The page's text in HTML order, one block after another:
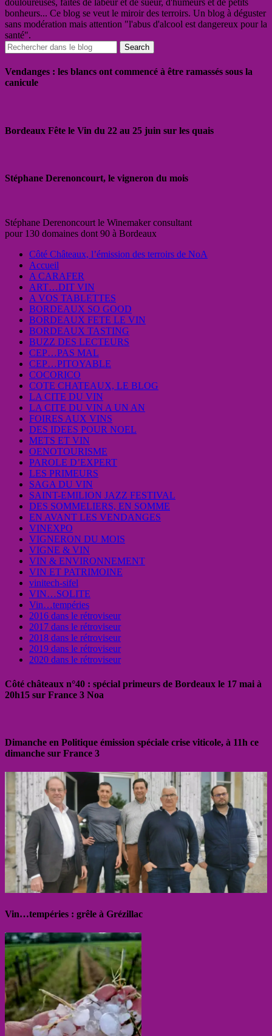
bonheurs... Ce blog se veut le miroir des terroirs. Un blog à déguster
sans modération mais attention "l'abus d'alcool est dangereux pour la
santé".
Vendanges : les blancs ont commencé à être ramassés sous la
canicule
Bordeaux Fête le Vin du 22 au 25 juin sur les quais
Stéphane Derenoncourt, le vigneron du mois
Stéphane Derenoncourt le Winemaker consultant
pour 130 domaines dont 90 à Bordeaux
Côté Châteaux, l’émission des terroirs de NoA
Accueil
A CARAFER
ART…DIT VIN
A VOS TABLETTES
BORDEAUX SO GOOD
BORDEAUX FETE LE VIN
BORDEAUX TASTING
BUZZ DES LECTEURS
CEP…PAS MAL
CEP…PITOYABLE
COCORICO
COTE CHATEAUX, LE BLOG
LA CITE DU VIN
LA CITE DU VIN A UN AN
FOIRES AUX VINS
DES IDEES POUR NOEL
METS ET VIN
OENOTOURISME
PAROLE D’EXPERT
LES PRIMEURS
SAGA DU VIN
SAINT-EMILION JAZZ FESTIVAL
DES SOMMELIERS, EN SOMME
EN AVANT LES VENDANGES
VINEXPO
VIGNERON DU MOIS
VIGNE & VIN
VIN & ENVIRONNEMENT
VIN ET PATRIMOINE
vinitech-sifel
VIN…SOLITE
Vin…tempéries
2016 dans le rétroviseur
2017 dans le rétroviseur
2018 dans le rétroviseur
2019 dans le rétroviseur
2020 dans le rétroviseur
Côté châteaux n°40 : spécial primeurs de Bordeaux le 17 mai à
20h15 sur France 3 Noa
Dimanche en Politique émission spéciale crise viticole, à 11h ce
dimanche sur France 3
Vin…tempéries : grêle à Grézillac